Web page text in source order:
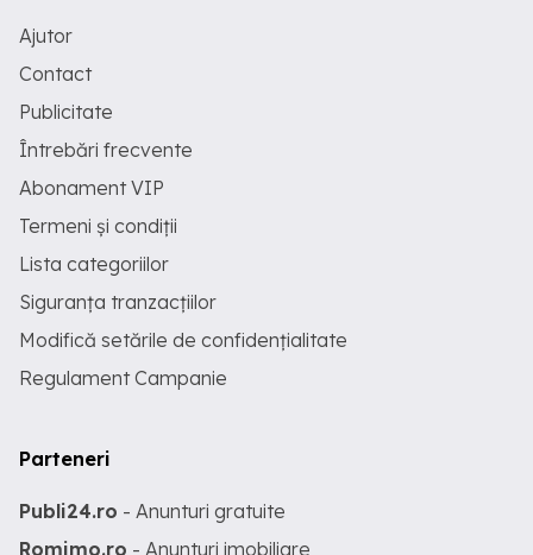
Ajutor
Contact
Publicitate
Întrebări frecvente
Abonament VIP
Termeni și condiții
Lista categoriilor
Siguranța tranzacțiilor
Modifică setările de confidențialitate
Regulament Campanie
Parteneri
Publi24.ro - Anunturi gratuite
Romimo.ro - Anunturi imobiliare